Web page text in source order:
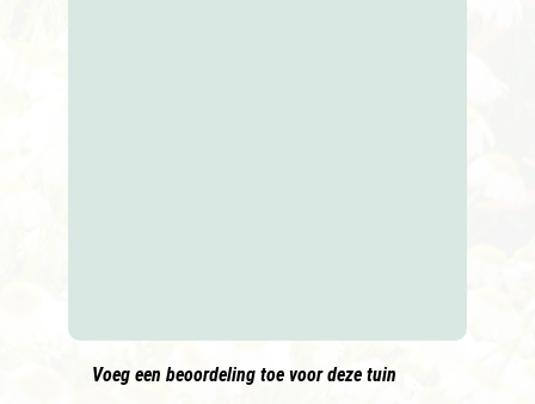
Voeg een beoordeling toe voor deze tuin